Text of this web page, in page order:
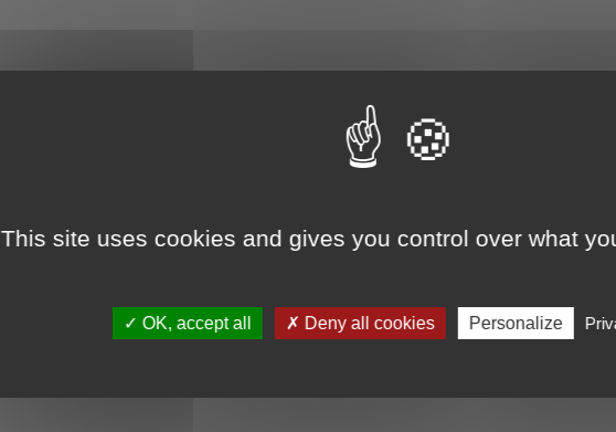
This site uses cookies and gives you control over what
✓ OK, accept all ✗ Deny all cookies Personalize